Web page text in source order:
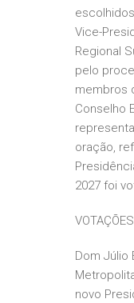
Vice-
Regional
pelo
membros
Conselho
oração,
2027 foi
VOTAÇÕES
Dom Júlio
novo